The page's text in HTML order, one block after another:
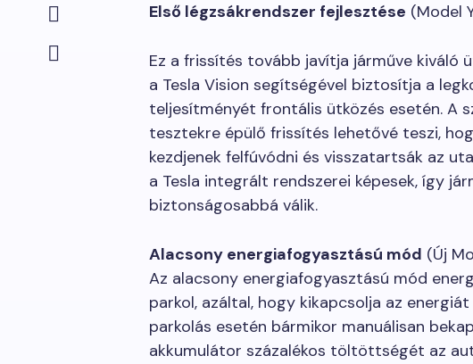
Első légzsákrendszer fejlesztése (Model
Ez a frissítés tovább javítja járműve kiváló
a Tesla Vision segítségével biztosítja a
teljesítményét frontális ütközés esetén. A
tesztekre épülő frissítés lehetővé teszi,
kezdjenek felfúvódni és visszatartsák az
a Tesla integrált rendszerei képesek, így
biztonságosabbá válik.
Alacsony energiafogyasztású mód (Új
Az alacsony energiafogyasztású mód
parkol, azáltal, hogy kikapcsolja az
parkolás esetén bármikor manuálisan
akkumulátor százalékos töltöttségét az